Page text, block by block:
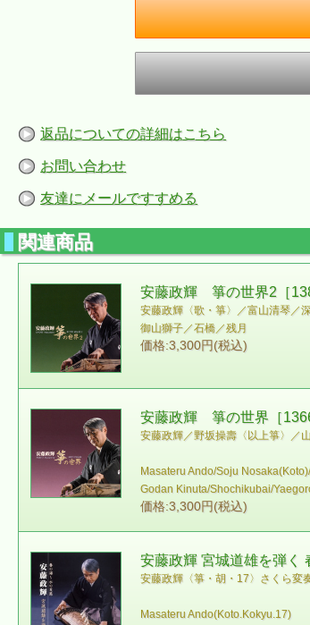
返品についての詳細はこちら
お問い合わせ
友達にメールですすめる
関連商品
安藤政輝 箏の世界2［
安藤政輝〈歌・箏〉／富山清琴／
御山獅子／石橋／残月
価格:3,300円(税込)
安藤政輝 箏の世界［
安藤政輝／野坂操壽〈以上箏〉／
Masateru Ando/Soju
Godan Kinuta/Shochikubai/
価格:3,300円(税込)
安藤政輝 宮城道雄を弾く
安藤政輝〈箏・胡・17〉 さくら
Masateru Ando(Koto.Kokyu.17)